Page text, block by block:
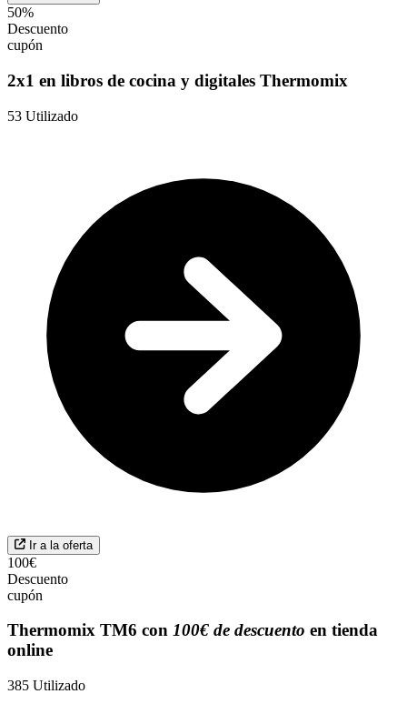
50%
Descuento
cupón
2x1 en libros de cocina y digitales Thermomix
53 Utilizado
Ir a la oferta
100€
Descuento
cupón
Thermomix TM6 con 100€ de descuento en tienda
online
385 Utilizado